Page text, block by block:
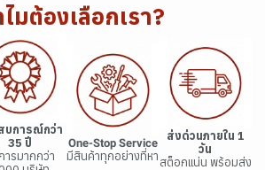
มต้องเลือกเรา?
บการณ์กว่า
35 ปี
ารมากกว่า
One-Stop Service
มีสินค้าทุกอย่างที่หา
ส่งด่วนภายใน 1
วัน
สต็อกแน่น พร้อมส่ง